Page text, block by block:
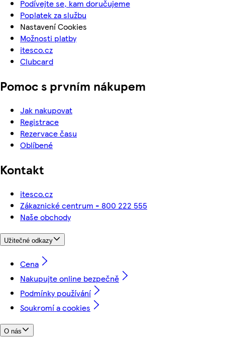
Podívejte se, kam doručujeme
Poplatek za službu
Nastavení Cookies
Možnosti platby
itesco.cz
Clubcard
Pomoc s prvním nákupem
Jak nakupovat
Registrace
Rezervace času
Oblíbené
Kontakt
itesco.cz
Zákaznické centrum - 800 222 555
Naše obchody
Užitečné odkazy
Cena
Nakupujte online bezpečně
Podmínky používání
Soukromí a cookies
O nás